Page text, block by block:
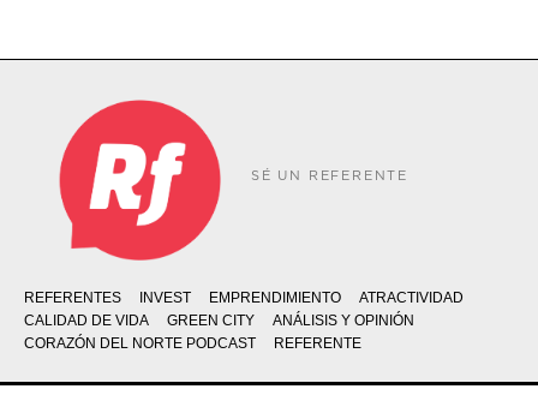
SÉ UN REFERENTE
REFERENTES INVEST EMPRENDIMIENTO
ATRACTIVIDAD
CALIDAD DE VIDA
GREEN CITY
ANÁLISIS Y OPINIÓN
CORAZÓN DEL NORTE PODCAST
REFERENTE